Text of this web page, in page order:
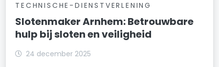
TECHNISCHE-DIENSTVERLENING
Slotenmaker Arnhem: Betrouwbare
hulp bij sloten en veiligheid
24 december 2025